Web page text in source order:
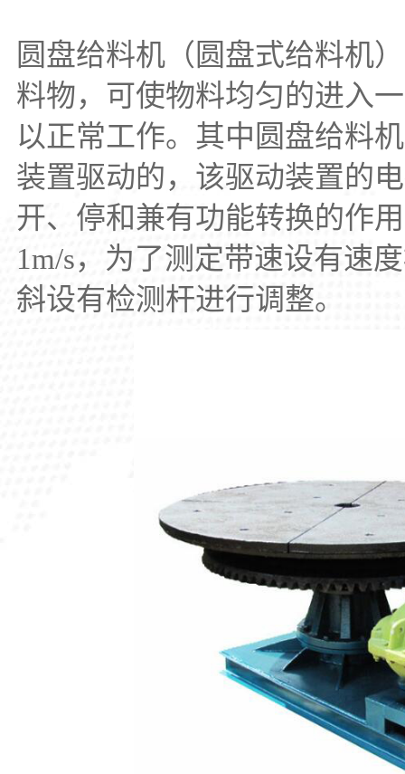
圆盘给料机（圆盘式给料机
料物，可使物料均匀的进入
以正常工作。其中圆盘给料
装置驱动的，该驱动装置的
开、停和兼有功能转换的作
1m/s，为了测定带速设有速
斜设有检测杆进行调整。